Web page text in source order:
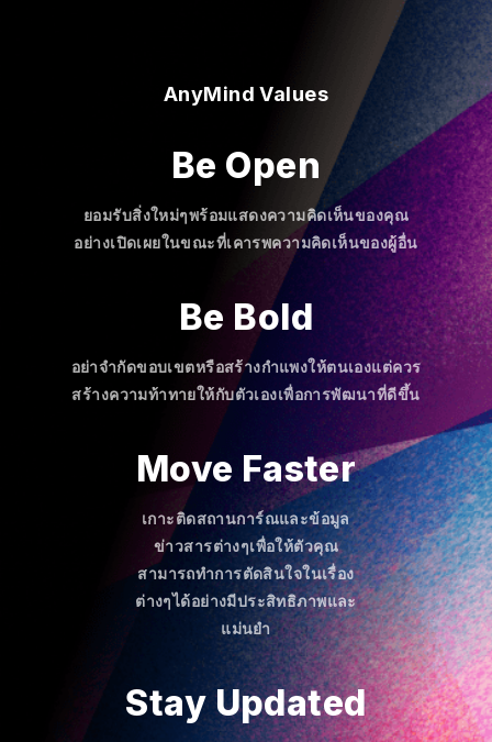
AnyMind Values
Be Open
ยอมรับสิ่งใหม่ๆพร้อมแสดงความคิดเห็นของคุณ
อย่างเปิดเผยในขณะที่เคารพความคิดเห็นของผู้อื่น
Be Bold
อย่าจำกัดขอบเขตหรือสร้างกำแพงให้ตนเองแต่ควร
สร้างความท้าทายให้กับตัวเองเพื่อการพัฒนาที่ดีขึ้น
Move Faster
เกาะติดสถานการ์ณและข้อมูล
ข่าวสารต่างๆเพื่อให้ตัวคุณ
สามารถทำการตัดสินใจในเรื่อง
ต่างๆได้อย่างมีประสิทธิภาพและ
แม่นยำ
Stay Updated